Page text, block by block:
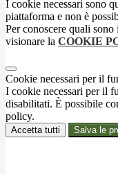
I cookie necessari sono
piattaforma e non è
Per conoscere quali
visionare la COOKIE
Cookie necessari per il
I cookie necessari per il
disabilitati. È possibile
policy.
Accetta tutti Salva le